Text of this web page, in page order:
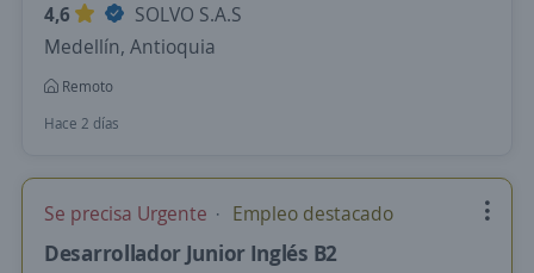
4,6
SOLVO S.A.S
Medellín, Antioquia
Remoto
Hace 2 días
Se precisa Urgente Empleo destacado
Desarrollador Junior Inglés B2